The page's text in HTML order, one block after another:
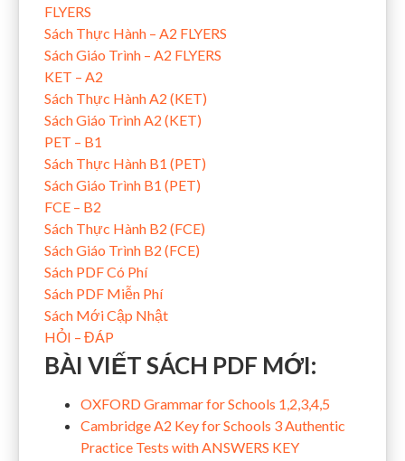
FLYERS
Sách Thực Hành – A2 FLYERS
Sách Giáo Trình – A2 FLYERS
KET – A2
Sách Thực Hành A2 (KET)
Sách Giáo Trình A2 (KET)
PET – B1
Sách Thực Hành B1 (PET)
Sách Giáo Trình B1 (PET)
FCE – B2
Sách Thực Hành B2 (FCE)
Sách Giáo Trình B2 (FCE)
Sách PDF Có Phí
Sách PDF Miễn Phí
Sách Mới Cập Nhật
HỎI – ĐÁP
BÀI VIẾT SÁCH PDF MỚI:
OXFORD Grammar for Schools 1,2,3,4,5
Cambridge A2 Key for Schools 3 Authentic
Practice Tests with ANSWERS KEY